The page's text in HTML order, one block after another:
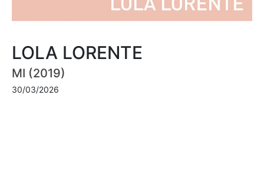
LOLA LORENTE
MI (2019)
30/03/2026